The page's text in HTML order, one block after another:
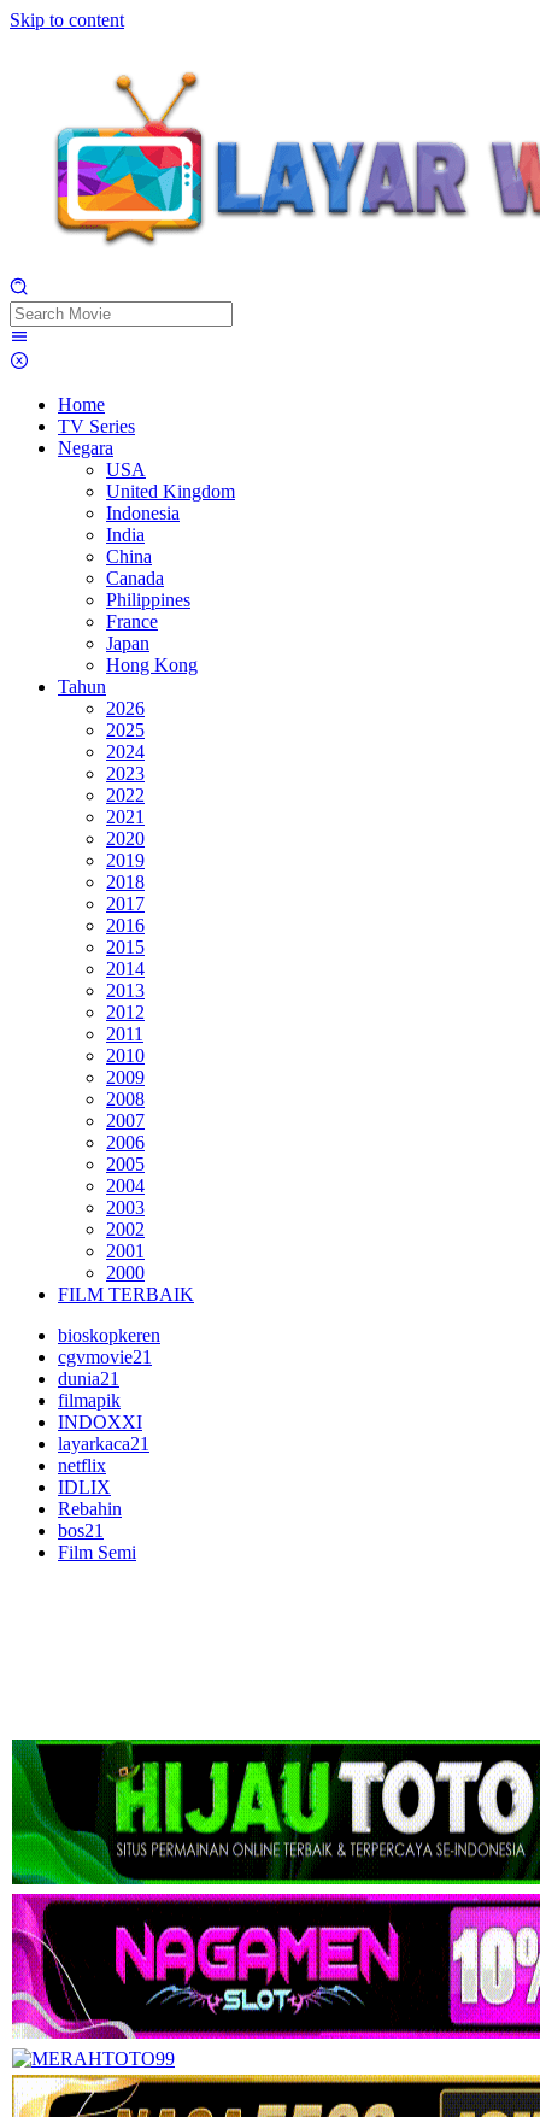
Skip to content
Home
TV Series
Negara
USA
United Kingdom
Indonesia
India
China
Canada
Philippines
France
Japan
Hong Kong
Tahun
2026
2025
2024
2023
2022
2021
2020
2019
2018
2017
2016
2015
2014
2013
2012
2011
2010
2009
2008
2007
2006
2005
2004
2003
2002
2001
2000
FILM TERBAIK
bioskopkeren
cgvmovie21
dunia21
filmapik
INDOXXI
layarkaca21
netflix
IDLIX
Rebahin
bos21
Film Semi